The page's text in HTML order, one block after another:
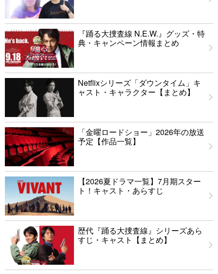
『踊る大捜査線 N.E.W.』グッズ・特
典・キャンペーン情報まとめ
Netflixシリーズ「ダウンタイム」キ
ャスト・キャラクター【まとめ】
「金曜ロードショー」2026年の放送
予定【作品一覧】
【2026夏ドラマ一覧】7月期スター
ト！キャスト・あらすじ
歴代『踊る大捜査線』シリーズあら
すじ・キャスト【まとめ】